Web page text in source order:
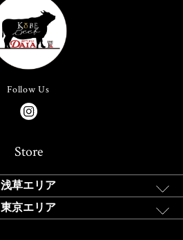
Follow Us
Store
浅草エリア
東京エリア